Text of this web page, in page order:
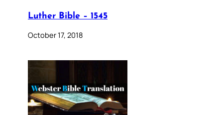
Luther Bible – 1545
October 17, 2018